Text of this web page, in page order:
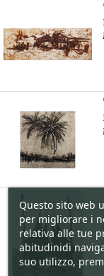
Questo sito web
per migliorare i
relativa alle tue
abitudinidi
suo utilizzo,